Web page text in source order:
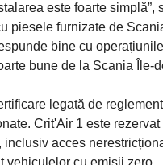
este foarte
piesele furnizate de
bine cu
bune de la Scania Île-
legată de
Crit'Air 1 este
inclusiv acces